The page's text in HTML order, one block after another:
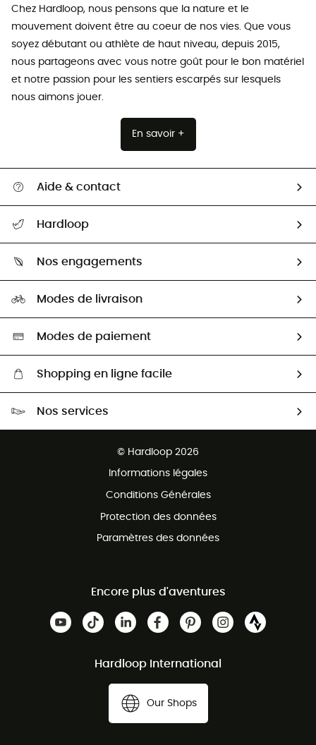
Chez Hardloop, nous pensons que la nature et le
mouvement doivent être au coeur de nos vies. Que vous
soyez débutant ou athlète de haut niveau, depuis 2015,
nous partageons avec vous notre goût pour le bon matériel
et notre passion pour les sentiers escarpés sur lesquels
nous aimons jouer.
En savoir +
Aide & contact
Retour & remboursement
Guide des tailles
Seconde Main
Aide & Contact
Hardloop
HardGuides
Nos engagements
Sélection éco-responsable
Modes de livraison
Modes de paiement
Shopping en ligne facile
Nos services
© Hardloop 2026
Informations légales
Conditions Générales
Protection des données
Paramètres des données
Encore plus d'aventures
Hardloop International
Our Shops